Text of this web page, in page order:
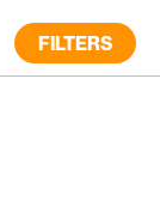
FILTERS